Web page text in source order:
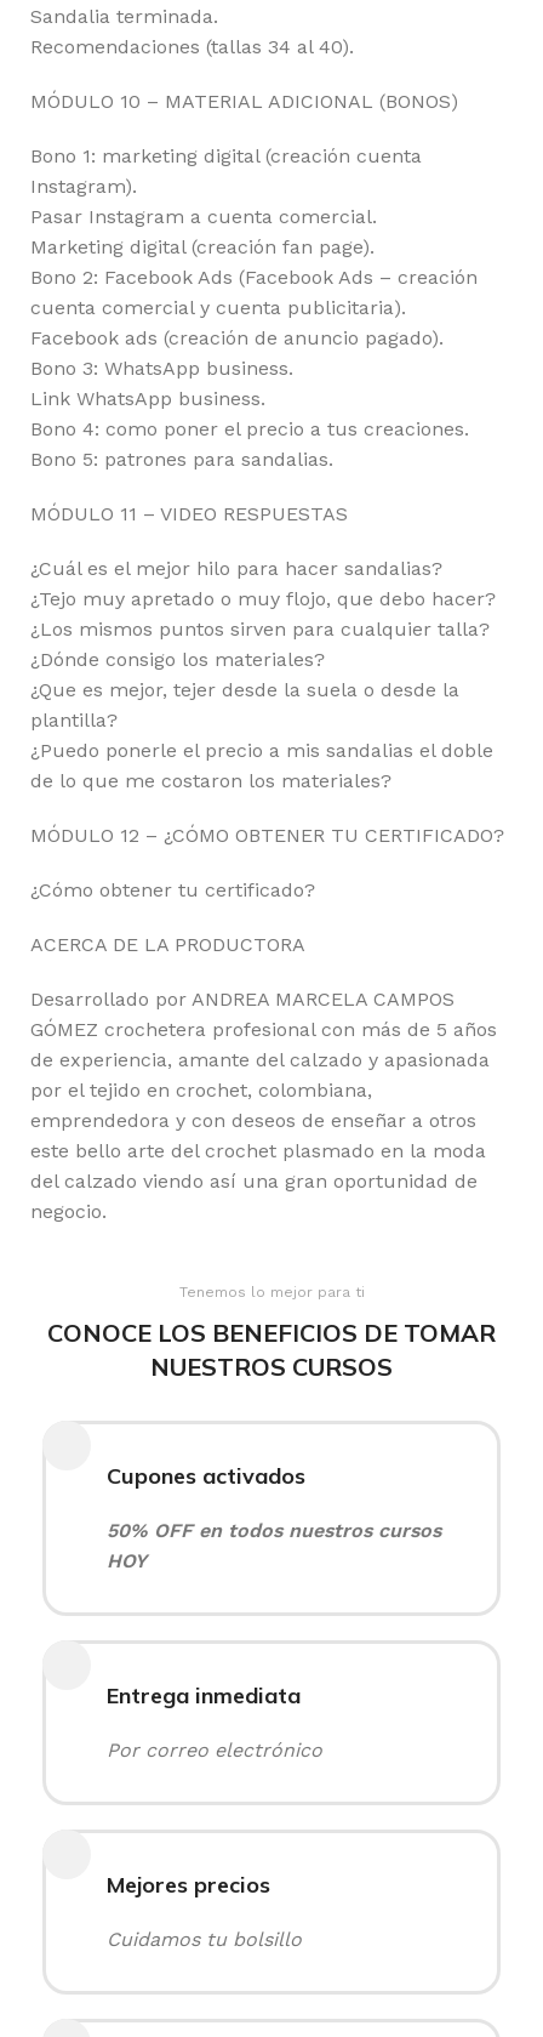
Sandalia terminada.
Recomendaciones (tallas 34 al 40).
MÓDULO 10 – MATERIAL ADICIONAL (BONOS)
Bono 1: marketing digital (creación cuenta
Instagram).
Pasar Instagram a cuenta comercial.
Marketing digital (creación fan page).
Bono 2: Facebook Ads (Facebook Ads – creación
cuenta comercial y cuenta publicitaria).
Facebook ads (creación de anuncio pagado).
Bono 3: WhatsApp business.
Link WhatsApp business.
Bono 4: como poner el precio a tus creaciones.
Bono 5: patrones para sandalias.
MÓDULO 11 – VIDEO RESPUESTAS
¿Cuál es el mejor hilo para hacer sandalias?
¿Tejo muy apretado o muy flojo, que debo hacer?
¿Los mismos puntos sirven para cualquier talla?
¿Dónde consigo los materiales?
¿Que es mejor, tejer desde la suela o desde la
plantilla?
¿Puedo ponerle el precio a mis sandalias el doble
de lo que me costaron los materiales?
MÓDULO 12 – ¿CÓMO OBTENER TU CERTIFICADO?
¿Cómo obtener tu certificado?
ACERCA DE LA PRODUCTORA
Desarrollado por ANDREA MARCELA CAMPOS
GÓMEZ crochetera profesional con más de 5 años
de experiencia, amante del calzado y apasionada
por el tejido en crochet, colombiana,
emprendedora y con deseos de enseñar a otros
este bello arte del crochet plasmado en la moda
del calzado viendo así una gran oportunidad de
negocio.
Tenemos lo mejor para ti
CONOCE LOS BENEFICIOS DE TOMAR
NUESTROS CURSOS
Cupones activados
50% OFF en todos nuestros cursos
HOY
Entrega inmediata
Por correo electrónico
Mejores precios
Cuidamos tu bolsillo